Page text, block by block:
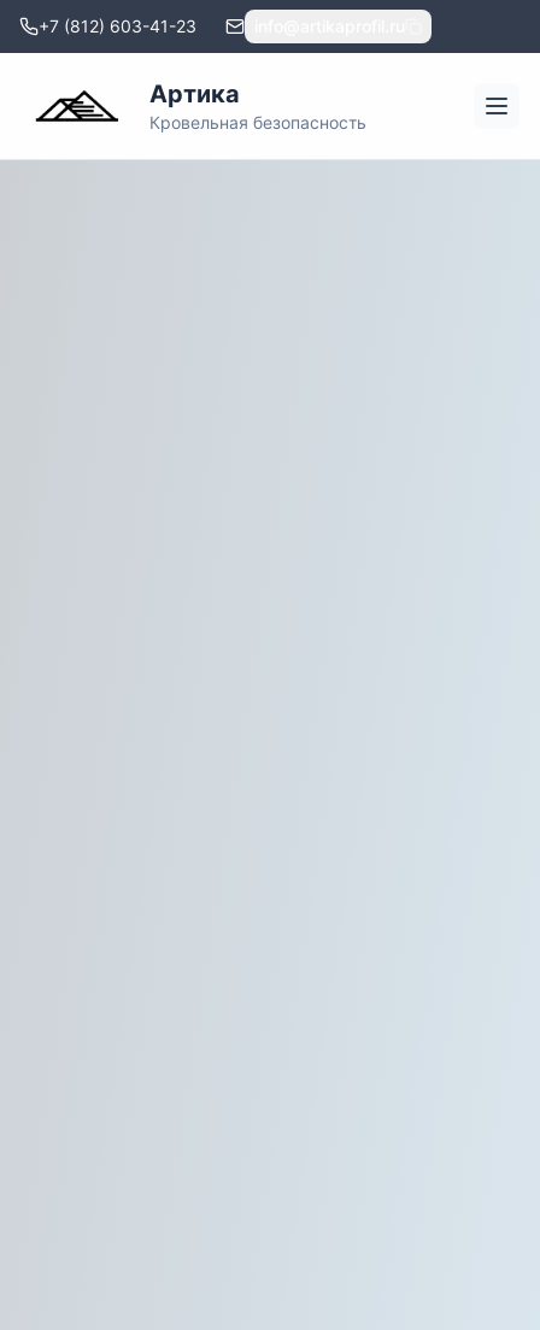
+7 (812) 603-41-23
Артика
Кровельная безопасность